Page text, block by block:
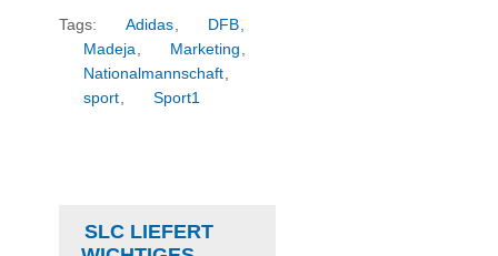
Tags: Adidas, DFB,
Madeja, Marketing ,
Nationalmannschaft,
sport, Sport1
SLC LIEFERT